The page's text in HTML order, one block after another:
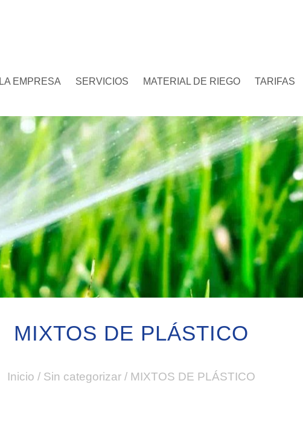
LA EMPRESA SERVICIOS MATERIAL DE RIEGO TARIFAS
MIXTOS DE PLÁSTICO
Inicio / Sin categorizar/ MIXTOS DE PLÁSTICO